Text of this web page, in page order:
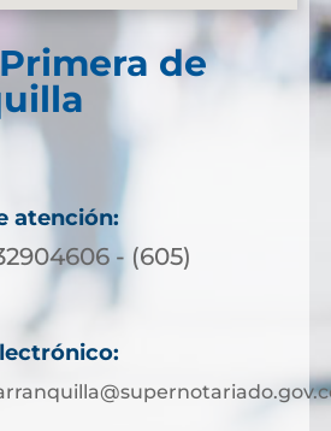
de
atención:
- (605)